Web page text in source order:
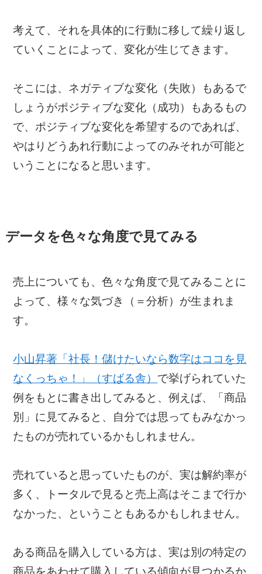
考えて、それを具体的に行動に移して繰り返し
ていくことによって、変化が生じてきます。
そこには、ネガティブな変化（失敗）もあるで
しょうがポジティブな変化（成功）もあるもの
で、ポジティブな変化を希望するのであれば、
やはりどうあれ行動によってのみそれが可能と
いうことになると思います。
データを色々な角度で見てみる
売上についても、色々な角度で見てみることに
よって、様々な気づき（＝分析）が生まれま
す。
小山昇著「社長！儲けたいなら数字はココを見
なくっちゃ！」（すばる舎） で挙げられていた
例をもとに書き出してみると、例えば、「商品
別」に見てみると、自分では思ってもみなかっ
たものが売れているかもしれません。
売れていると思っていたものが、実は解約率が
多く、トータルで見ると売上高はそこまで行か
なかった、ということもあるかもしれません。
ある商品を購入している方は、実は別の特定の